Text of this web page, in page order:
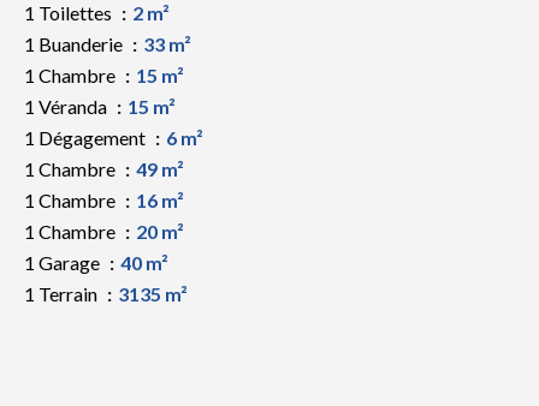
1 Toilettes
2 m²
1 Buanderie
33 m²
1 Chambre
15 m²
1 Véranda
15 m²
1 Dégagement
6 m²
1 Chambre
49 m²
1 Chambre
16 m²
1 Chambre
20 m²
1 Garage
40 m²
1 Terrain
3135 m²